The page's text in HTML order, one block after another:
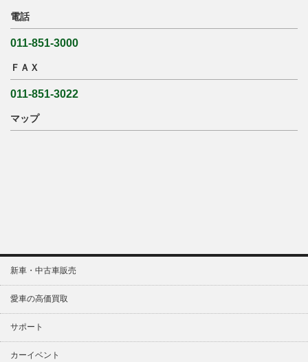
電話
011-851-3000
ＦＡＸ
011-851-3022
マップ
新車・中古車販売
愛車の高価買取
サポート
カーイベント